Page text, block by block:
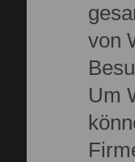
von
Um